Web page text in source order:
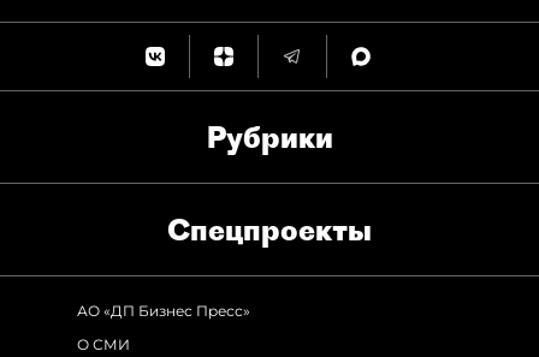
Рубрики
Спец­проекты
АО «ДП Бизнес Пресс»
О СМИ